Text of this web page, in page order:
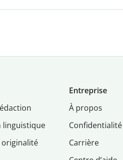
linguistique
Entreprise
À propos
Confidentialité
Carrière